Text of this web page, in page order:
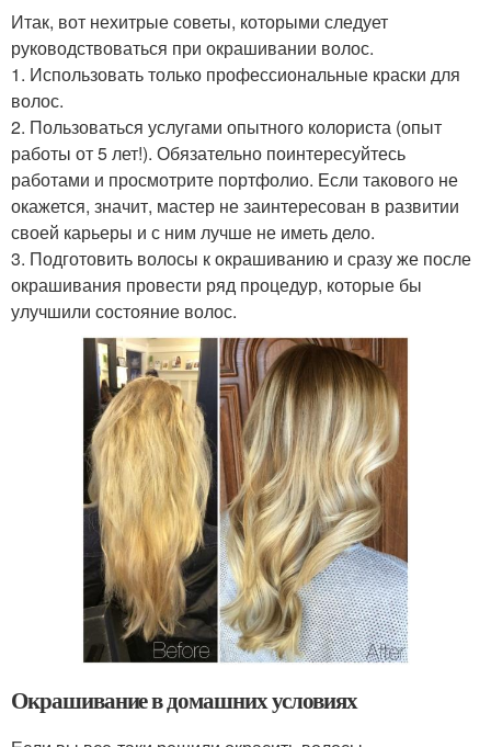
Итак, вот нехитрые советы, которыми следует
руководствоваться при окрашивании волос.
1. Использовать только профессиональные краски для
волос.
2. Пользоваться услугами опытного колориста (опыт
работы от 5 лет!). Обязательно поинтересуйтесь
работами и просмотрите портфолио. Если такового не
окажется, значит, мастер не заинтересован в развитии
своей карьеры и с ним лучше не иметь дело.
3. Подготовить волосы к окрашиванию и сразу же после
окрашивания провести ряд процедур, которые бы
улучшили состояние волос.
Окрашивание в домашних условиях